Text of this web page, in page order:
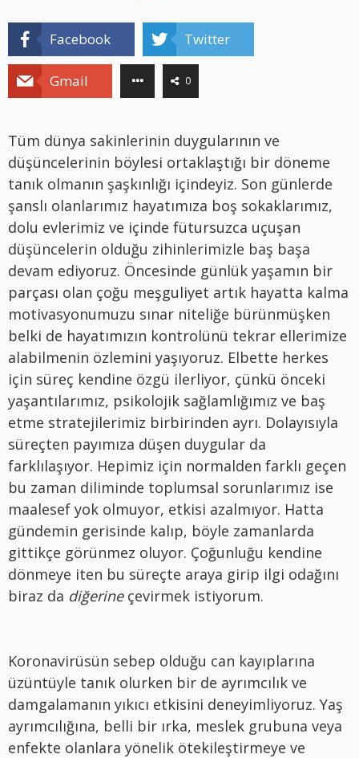
Facebook Twitter
Gmail 0
Tüm dünya sakinlerinin duygularının ve
düşüncelerinin böylesi ortaklaştığı bir döneme
tanık olmanın şaşkınlığı içindeyiz. Son günlerde
şanslı olanlarımız hayatımıza boş sokaklarımız,
dolu evlerimiz ve içinde fütursuzca uçuşan
düşüncelerin olduğu zihinlerimizle baş başa
devam ediyoruz. Öncesinde günlük yaşamın bir
parçası olan çoğu meşguliyet artık hayatta kalma
motivasyonumuzu sınar niteliğe bürünmüşken
belki de hayatımızın kontrolünü tekrar ellerimize
alabilmenin özlemini yaşıyoruz. Elbette herkes
için süreç kendine özgü ilerliyor, çünkü önceki
yaşantılarımız, psikolojik sağlamlığımız ve baş
etme stratejilerimiz birbirinden ayrı. Dolayısıyla
süreçten payımıza düşen duygular da
farklılaşıyor. Hepimiz için normalden farklı geçen
bu zaman diliminde toplumsal sorunlarımız ise
maalesef yok olmuyor, etkisi azalmıyor. Hatta
gündemin gerisinde kalıp, böyle zamanlarda
gittikçe görünmez oluyor. Çoğunluğu kendine
dönmeye iten bu süreçte araya girip ilgi odağını
biraz da diğerineçevirmek istiyorum.
Koronavirüsün sebep olduğu can kayıplarına
üzüntüyle tanık olurken bir de ayrımcılık ve
damgalamanın yıkıcı etkisini deneyimliyoruz. Yaş
ayrımcılığına, belli bir ırka, meslek grubuna veya
enfekte olanlara yönelik ötekileştirmeye ve